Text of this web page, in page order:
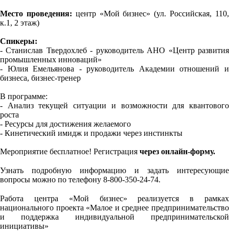
Место проведения: центр «Мой бизнес» (ул. Российская, 110,
к.1, 2 этаж)
Спикеры:
- Станислав Твердохлеб - руководитель АНО «Центр развития
промышленных инноваций»
- Юлия Емельянова - руководитель Академии отношений и
бизнеса, бизнес-тренер
В программе:
- Анализ текущей ситуации и возможности для квантового
роста
- Ресурсы для достижения желаемого
- Кинетический имидж и продажи через инстинкты
Мероприятие бесплатное! Регистрация через онлайн-форму.
Узнать подробную информацию и задать интересующие
вопросы можно по телефону 8-800-350-24-74.
Работа центра «Мой бизнес» реализуется в рамках
национального проекта «Малое и среднее предпринимательство
и поддержка индивидуальной предпринимательской
инициативы»